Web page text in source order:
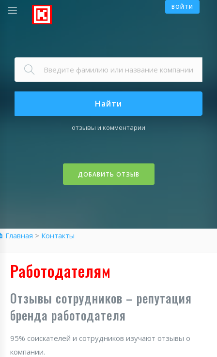
ВОЙТИ
Найти
отзывы и комментарии
ДОБАВИТЬ ОТЗЫВ
Главная > Контакты
Работодателям
Отзывы сотрудников – репутация
бренда работодателя
95% соискателей и сотрудников изучают отзывы о
компании.